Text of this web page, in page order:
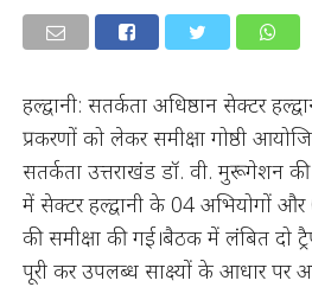
हल्द्वानी: सतर्कता अधिष्ठान सेक्टर
प्रकरणों को लेकर समीक्षा गोष्ठी
सतर्कता उत्तराखंड डॉ. वी. मुरूगेशन
में सेक्टर हल्द्वानी के 04 अभियोगों
की समीक्षा की गई।बैठक में लंबित दो
पूरी कर उपलब्ध साक्ष्यों के आधार पर